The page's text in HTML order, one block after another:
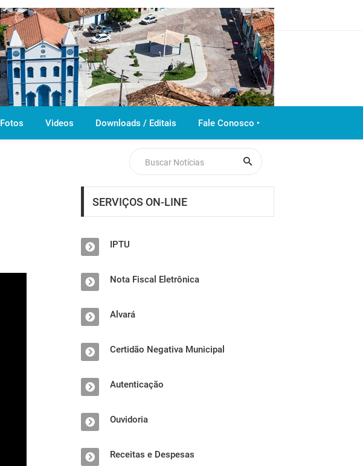
Fotos Videos Downloads / Editais Fale Conosco ‣
SERVIÇOS ON-LINE
IPTU
Nota Fiscal Eletrônica
Alvará
Certidão Negativa Municipal
Autenticação
Ouvidoria
Receitas e Despesas